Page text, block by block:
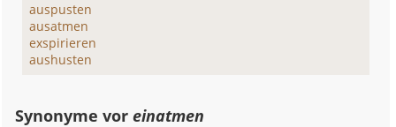
auspusten
ausatmen
exspirieren
aushusten
Synonyme voreinatmen